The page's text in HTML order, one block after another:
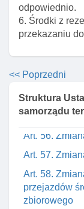
odpowiednio.
6. Środki z
przekazaniu
<< Poprzedni
Struktura
samorządu
Rozdział 7a.
Rozdział 8.
Art. 55.
lokalnych
Art. 56.
Art. 57.
Art. 58.
przejazdów
zbiorowego